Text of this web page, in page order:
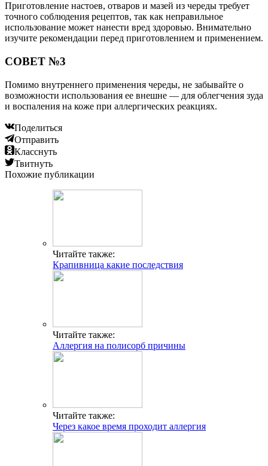
Приготовление настоев, отваров и мазей из череды требует
точного соблюдения рецептов, так как неправильное
использование может нанести вред здоровью. Внимательно
изучите рекомендации перед приготовлением и применением.
СОВЕТ №3
Помимо внутреннего применения череды, не забывайте о
возможности использования ее внешне — для облегчения зуда
и воспаления на коже при аллергических реакциях.
Поделиться
Отправить
Класснуть
Твитнуть
Похожие публикации
Читайте также:
Крапивница какие последствия
Читайте также:
Аллергия на полисорб причины
Читайте также:
Через какое время проходит аллергия